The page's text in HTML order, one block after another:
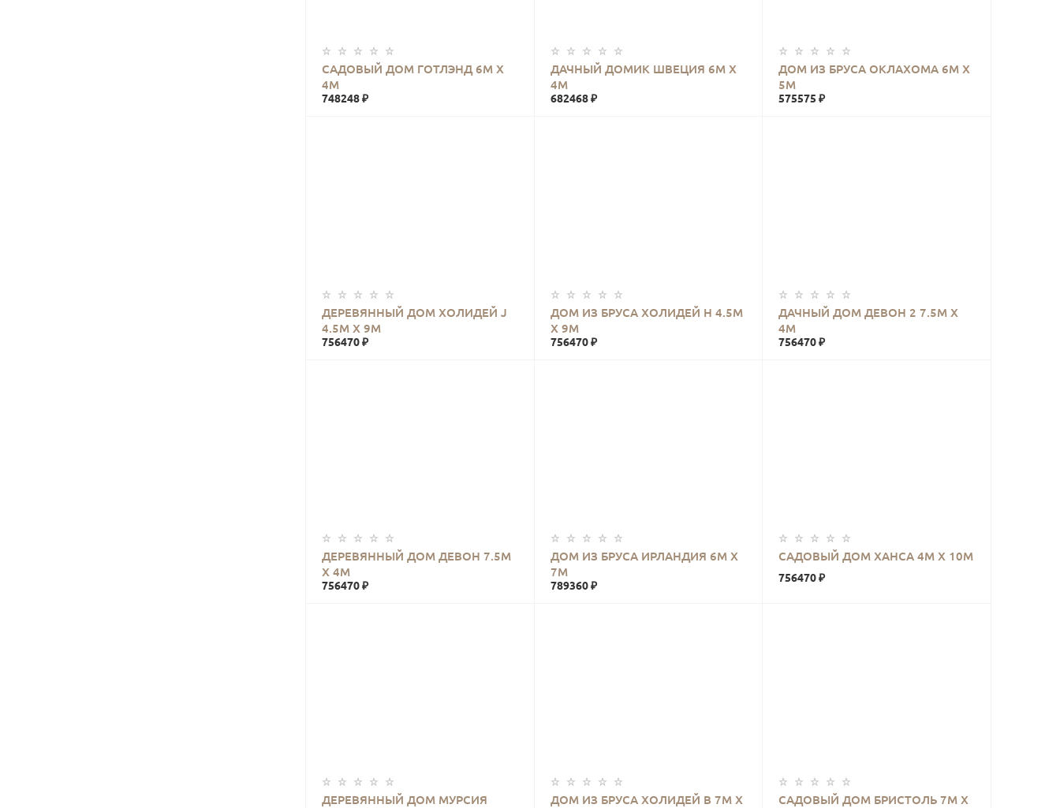
САДОВЫЙ ДОМ ГОТЛЭНД 6М Х
4М
748248 ₽
КУПИТЬ
ДАЧНЫЙ ДОМИК ШВЕЦИЯ 6М Х
4М
682468 ₽
КУПИТЬ
ДОМ ИЗ БРУСА ОКЛАХОМА 6М Х
5М
575575 ₽
КУПИТЬ
ДЕРЕВЯННЫЙ ДОМ ХОЛИДЕЙ J
4.5М Х 9М
756470 ₽
КУПИТЬ
ДОМ ИЗ БРУСА ХОЛИДЕЙ Н 4.5М
Х 9М
756470 ₽
КУПИТЬ
ДАЧНЫЙ ДОМ ДЕВОН 2 7.5М Х
4М
756470 ₽
КУПИТЬ
ДЕРЕВЯННЫЙ ДОМ ДЕВОН 7.5М
Х 4М
756470 ₽
КУПИТЬ
ДОМ ИЗ БРУСА ИРЛАНДИЯ 6М Х
7М
789360 ₽
КУПИТЬ САДОВЫЙ ДОМ ХАНСА 4М Х 10М
756470 ₽
КУПИТЬ
ДЕРЕВЯННЫЙ ДОМ МУРСИЯ
КУПИТЬ
ДОМ ИЗ БРУСА ХОЛИДЕЙ В 7М Х
КУПИТЬ
САДОВЫЙ ДОМ БРИСТОЛЬ 7М Х
КУПИТЬ